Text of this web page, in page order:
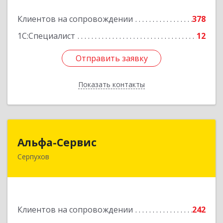
Клиентов на сопровождении
378
1С:Специалист
12
Отправить заявку
Показать контакты
Отправить заявку
Назад
Альфа-Сервис
Серпухов
Клиентов на сопровождении
242